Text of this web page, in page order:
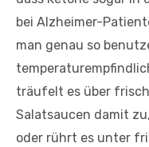
bei Alzheimer-
man genau so
träufelt es über
Salatsaucen damit
oder rührt es unter